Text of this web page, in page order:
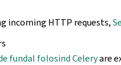
incoming HTTP requests,
fundal folosind Celeryare